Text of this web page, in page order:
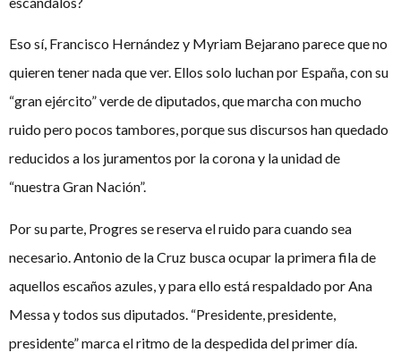
Eso sí, Francisco Hernández y Myriam Bejarano parece que no
quieren tener nada que ver. Ellos solo luchan por España, con su
“gran ejército” verde de diputados, que marcha con mucho
ruido pero pocos tambores, porque sus discursos han quedado
reducidos a los juramentos por la corona y la unidad de
“nuestra Gran Nación”.
Por su parte, Progres se reserva el ruido para cuando sea
necesario. Antonio de la Cruz busca ocupar la primera fila de
aquellos escaños azules, y para ello está respaldado por Ana
Messa y todos sus diputados. “Presidente, presidente,
presidente” marca el ritmo de la despedida del primer día.